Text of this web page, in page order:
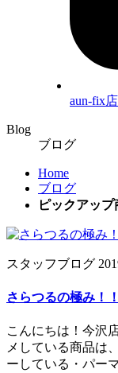
aun-fix店
Blog
ブログ
Home
ブログ
ピックアップ
スタッフブログ
さらつるの極み！
こんにちは！今沢
メしている商品は
ーしている・パー